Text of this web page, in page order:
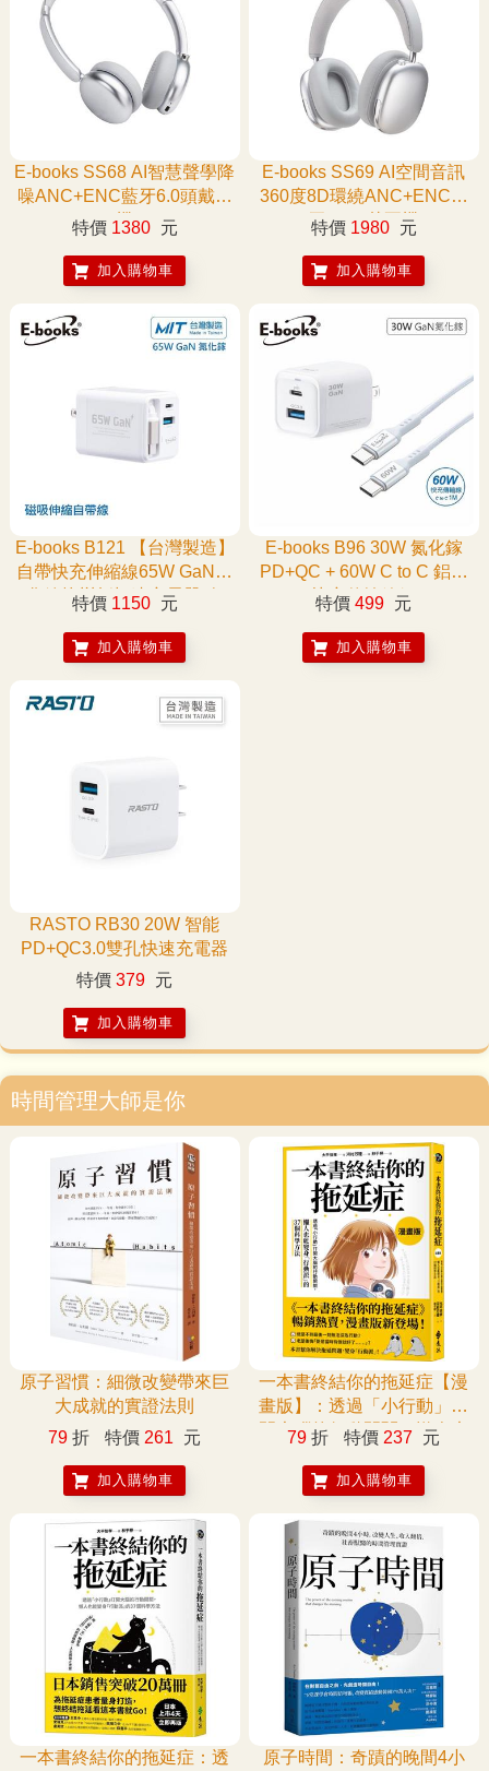
E-books SS68 AI智慧聲學降
噪ANC+ENC藍牙6.0頭戴耳
機
特價 1380 元
加入購物車
E-books SS69 AI空間音訊
360度8D環繞ANC+ENC藍
牙6.0頭戴耳機
特價 1980 元
加入購物車
E-books B121 【台灣製造】
自帶快充伸縮線65W GaN氮
化鎵抗彎折極速充電器-白
特價 1150 元
加入購物車
E-books B96 30W 氮化鎵
PD+QC + 60W C to C 鋁製
快充傳輸線組
特價 499 元
加入購物車
RASTO RB30 20W 智能
PD+QC3.0雙孔快速充電器
特價 379 元
加入購物車
時間管理大師是你
原子習慣：細微改變帶來巨
大成就的實證法則
79 折 特價 261 元
加入購物車
一本書終結你的拖延症【漫
畫版】：透過「小行動」打
開大腦的行動開關，懶人也
學方法
79 折 特價 237 元
加入購物車
一本書終結你的拖延症：透 原子時間：奇蹟的晚間4小